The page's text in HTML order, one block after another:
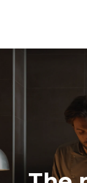
giorni/
6 pieni
6 pieni